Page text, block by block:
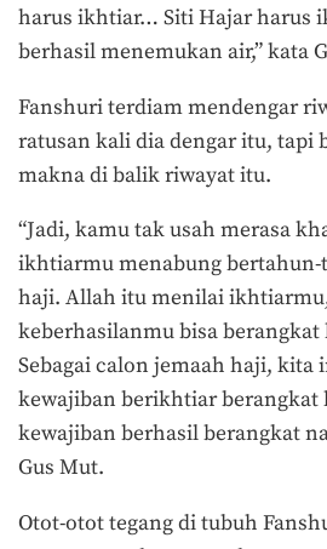
harus ikhtiar… Siti Hajar harus
berhasil menemukan air,” kata
Fanshuri terdiam mendengar
ratusan kali dia dengar itu, tapi
makna di balik riwayat itu.
“Jadi, kamu tak usah merasa
ikhtiarmu menabung
haji. Allah itu menilai
keberhasilanmu bisa
Sebagai calon jemaah haji, kita
kewajiban berikhtiar berangkat
kewajiban berhasil berangkat
Gus Mut.
Otot-otot tegang di tubuh